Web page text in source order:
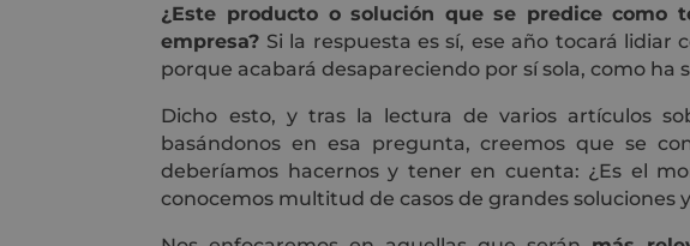
¿Este producto o solución que se predice
empresa? Si la respuesta es sí, ese año tocará lidiar
porque acabará desapareciendo por sí sola, como ha
Dicho esto, y tras la lectura de varios artículos
basándonos en esa pregunta, creemos que se
deberíamos hacernos y tener en cuenta: ¿Es el
conocemos multitud de casos de grandes